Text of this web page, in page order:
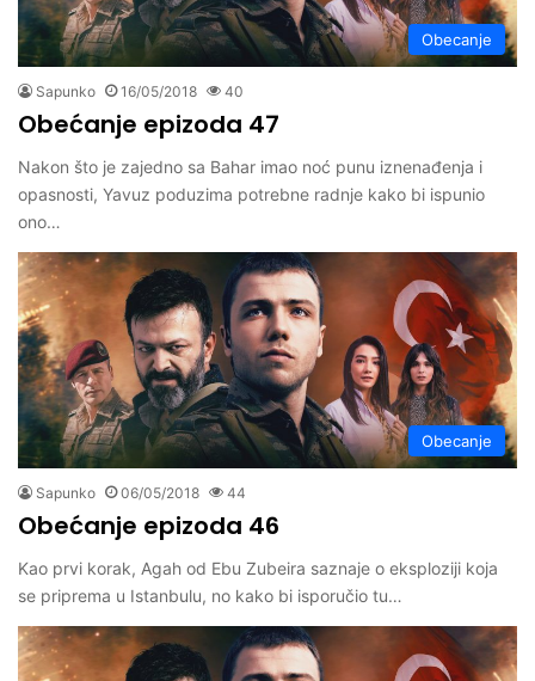
Obecanje
Sapunko 16/05/2018 40
Obećanje epizoda 47
Nakon što je zajedno sa Bahar imao noć punu iznenađenja i
opasnosti, Yavuz poduzima potrebne radnje kako bi ispunio
ono…
Obecanje
Sapunko 06/05/2018 44
Obećanje epizoda 46
Kao prvi korak, Agah od Ebu Zubeira saznaje o eksploziji koja
se priprema u Istanbulu, no kako bi isporučio tu…